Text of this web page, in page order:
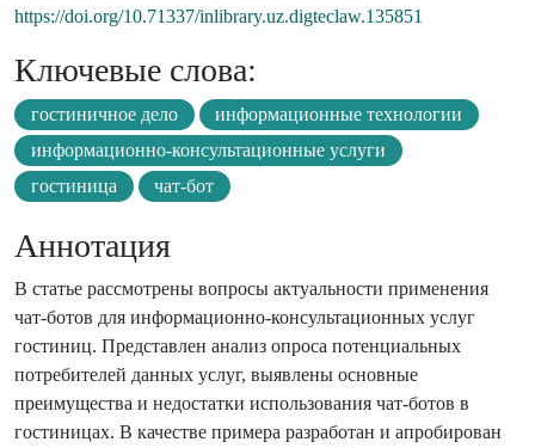
https://doi.org/10.71337/inlibrary.uz.digteclaw.135851
Ключевые слова:
гостиничное дело
информационные технологии
информационно-консультационные услуги
гостиница
чат-бот
Аннотация
В статье рассмотрены вопросы актуальности применения
чат-ботов для информационно-консультационных услуг
гостиниц. Представлен анализ опроса потенциальных
потребителей данных услуг, выявлены основные
преимущества и недостатки использования чат-ботов в
гостиницах. В качестве примера разработан и апробирован